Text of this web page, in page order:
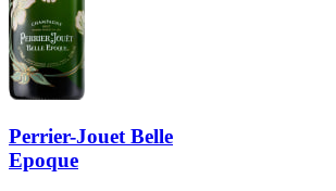
Perrier-Jouet Belle
Epoque